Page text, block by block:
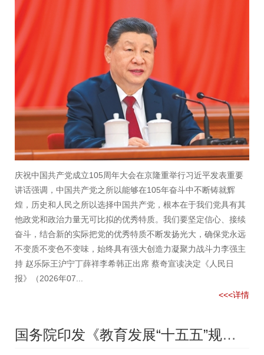
庆祝中国共产党成立105周年大会在京隆重举行习近平发表重要
讲话强调，中国共产党之所以能够在105年奋斗中不断铸就辉
煌，历史和人民之所以选择中国共产党，根本在于我们党具有其
他政党和政治力量无可比拟的优秀特质。我们要坚定信心、接续
奋斗，结合新的实际把党的优秀特质不断发扬光大，确保党永远
不变质不变色不变味，始终具有强大创造力凝聚力战斗力李强主
持 赵乐际王沪宁丁薛祥李希韩正出席 蔡奇宣读决定《人民日
报》（2026年07...
<<<详情
国务院印发《教育发展“十五五”规划》